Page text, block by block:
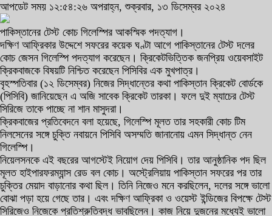
আপডেট সময় ১২:৫৪:২৬ অপরাহ্ন, শুক্রবার, ১৩ ডিসেম্বর ২০২৪
পাকিস্তানের টেস্ট কোচ গিলেস্পির আকস্মিক পদত্যাগ।
দক্ষিণ আফ্রিকার উদ্দেশে সফরের কয়েক ঘণ্টা আগে পাকিস্তানের টেস্ট দলের
কোচ জেসন গিলেস্পি পদত্যাগ করেছেন। ক্রিকেটভিত্তিক জনপ্রিয় ওয়েবসাইট
ক্রিকবাজকে বিষয়টি নিশ্চিত করেছেন পিসিবির এক মুখপাত্র।
বৃহস্পতিবার (১২ ডিসেম্বর) নিজের সিদ্ধান্তের কথা পাকিস্তান ক্রিকেট বোর্ডকে
(পিসিবি) জানিয়েছেন এ অজি সাবেক ক্রিকেট তারকা। ফলে দুই ম্যাচের টেস্ট
সিরিজে তাকে পাচ্ছে না শান মাসুদরা।
ক্রিকবাজের প্রতিবেদনে বলা হয়েছে, গিলেস্পি মূলত তার সহকারী কোচ টিম
নিলসেনের সঙ্গে চুক্তি নবায়নে পিসিবি অসম্মতি জানানোয় এমন সিদ্ধান্ত নেন
গিলেস্পি।
নিয়েলসনকে এই বছরের আগস্টেই নিয়োগ দেয় পিসিবি। তার আনুষ্ঠানিক পদ ছিল
মূলত হাইপারফরম্যান্স রেড বল কোচ। অস্ট্রেলিয়ায় পাকিস্তান সফরের পর তার
চুক্তির মেয়াদ বাড়ানোর কথা ছিল। তিনি নিজেও মনে করছিলেন, দলের সঙ্গে ভালো
বোঝা পড়া হয়ে গেছে তার। এবং দক্ষিণ আফ্রিকা ও ওয়েস্ট ইন্ডিজের বিপক্ষে টেস্ট
সিরিজেও নিজেকে প্রতিশ্রুতিবদ্ধ ভাবছিলেন। কাজ নিয়ে দুজনের মধ্যেই ভালো